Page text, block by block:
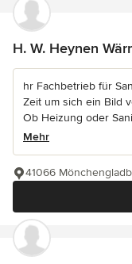
H. W. Heynen
hr Fachbetrieb für
Zeit um sich ein Bild
Ob Heizung oder
Mehr
41066